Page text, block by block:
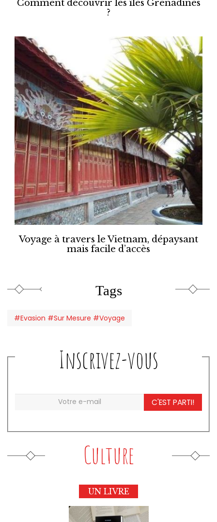
Comment découvrir les îles Grenadines
?
Voyage à travers le Vietnam, dépaysant
mais facile d’accès
Tags
#Evasion #Sur Mesure #Voyage
Inscrivez-vous
C'EST PARTI!
Culture
UN LIVRE